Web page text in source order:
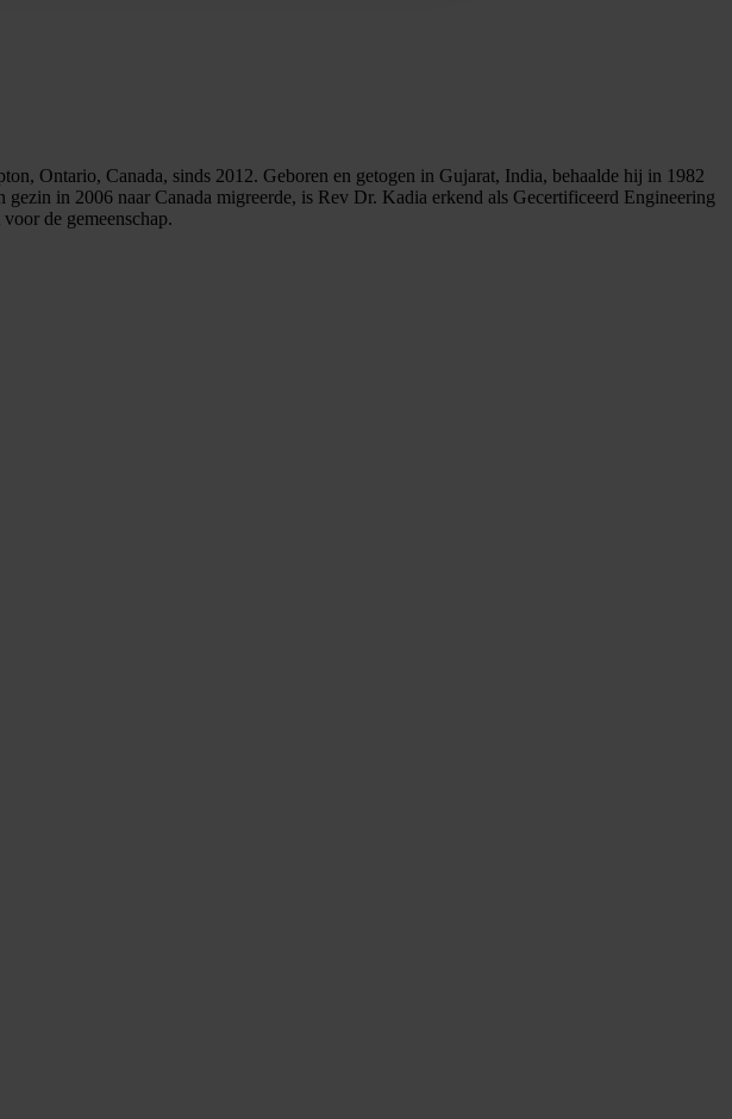
Ontario, Canada, sinds 2012. Geboren en getogen in Gujarat, India, behaalde hij in 1982
in 2006 naar Canada migreerde, is Rev Dr. Kadia erkend als Gecertificeerd Engineering
de gemeenschap.